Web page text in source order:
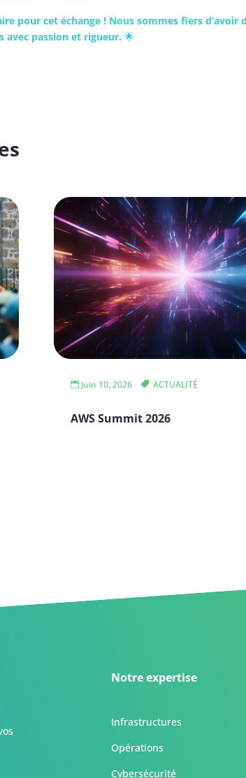
pour cet échange ! Nous sommes fiers
avec passion et rigueur.🌟
AWS Summit 2026
Juin 10, 2026 ACTUALITÉ
Notre expertise
Infrastructures
Opérations
Cybersécurité